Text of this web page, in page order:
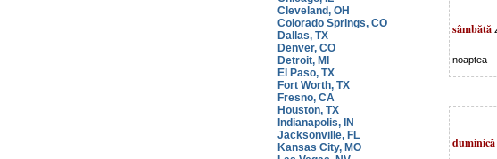
Cleveland, OH
Colorado Springs, CO
Dallas, TX
Denver, CO
Detroit, MI
El Paso, TX
Fort Worth, TX
Fresno, CA
Houston, TX
Indianapolis, IN
Jacksonville, FL
Kansas City, MO
sâmbătă
noaptea
duminică